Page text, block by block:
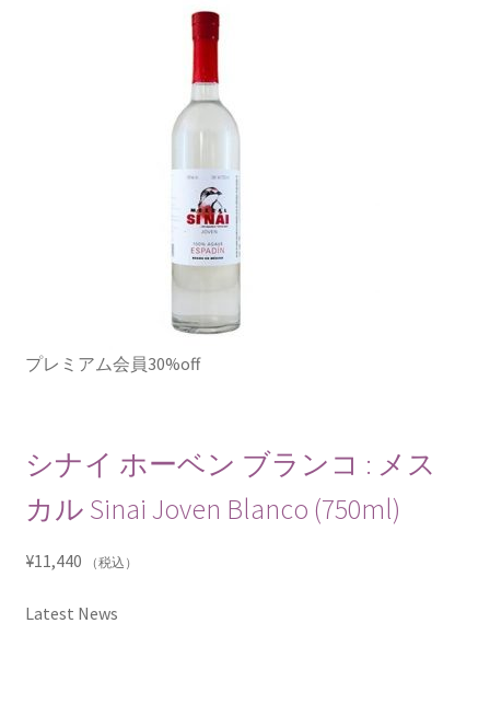
プレミアム会員30%off
シナイ ホーベン ブランコ : メス
カル Sinai Joven Blanco (750ml)
¥11,440 （税込）
Latest News